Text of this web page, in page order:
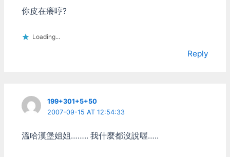
你皮在癢哼?
Loading...
Reply
199+301+5+50
2007-09-15 AT 12:54:33
溫哈漢堡姐姐…….. 我什麼都沒說喔…..